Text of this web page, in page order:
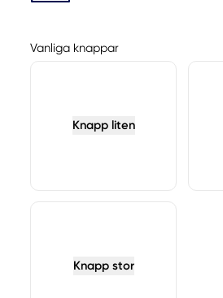
Vanliga knappar
Knapp liten
Knapp stor